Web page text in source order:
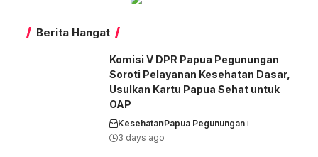
Berita Hangat
Komisi V DPR Papua Pegunungan
Soroti Pelayanan Kesehatan Dasar,
Usulkan Kartu Papua Sehat untuk
OAP
KesehatanPapua Pegunungan
3 days ago